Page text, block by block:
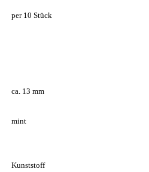
per 10 Stück
ca. 13 mm
mint
Kunststoff